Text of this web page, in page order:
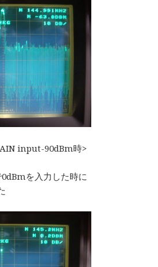
input-90dBm時>
を入力した時に